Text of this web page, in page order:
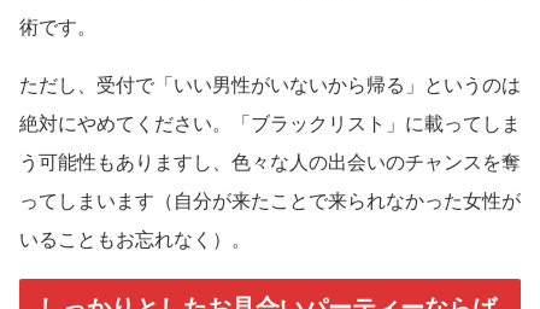
術です。
ただし、受付で「いい男性がいないから帰る」というのは
絶対にやめてください。「ブラックリスト」に載ってしま
う可能性もありますし、色々な人の出会いのチャンスを奪
ってしまいます（自分が来たことで来られなかった女性が
いることもお忘れなく）。